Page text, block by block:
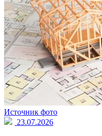
Источник фото
23.07.2026